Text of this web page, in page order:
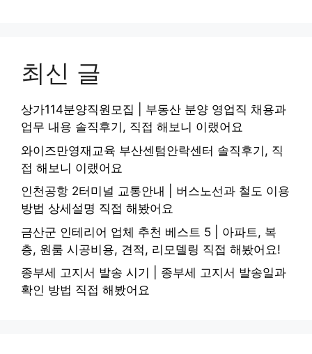
최신 글
상가114분양직원모집 | 부동산 분양 영업직 채용과
업무 내용 솔직후기, 직접 해보니 이랬어요
와이즈만영재교육 부산센텀안락센터 솔직후기, 직
접 해보니 이랬어요
인천공항 2터미널 교통안내 | 버스노선과 철도 이용
방법 상세설명 직접 해봤어요
금산군 인테리어 업체 추천 베스트 5 | 아파트, 복
층, 원룸 시공비용, 견적, 리모델링 직접 해봤어요!
종부세 고지서 발송 시기 | 종부세 고지서 발송일과
확인 방법 직접 해봤어요